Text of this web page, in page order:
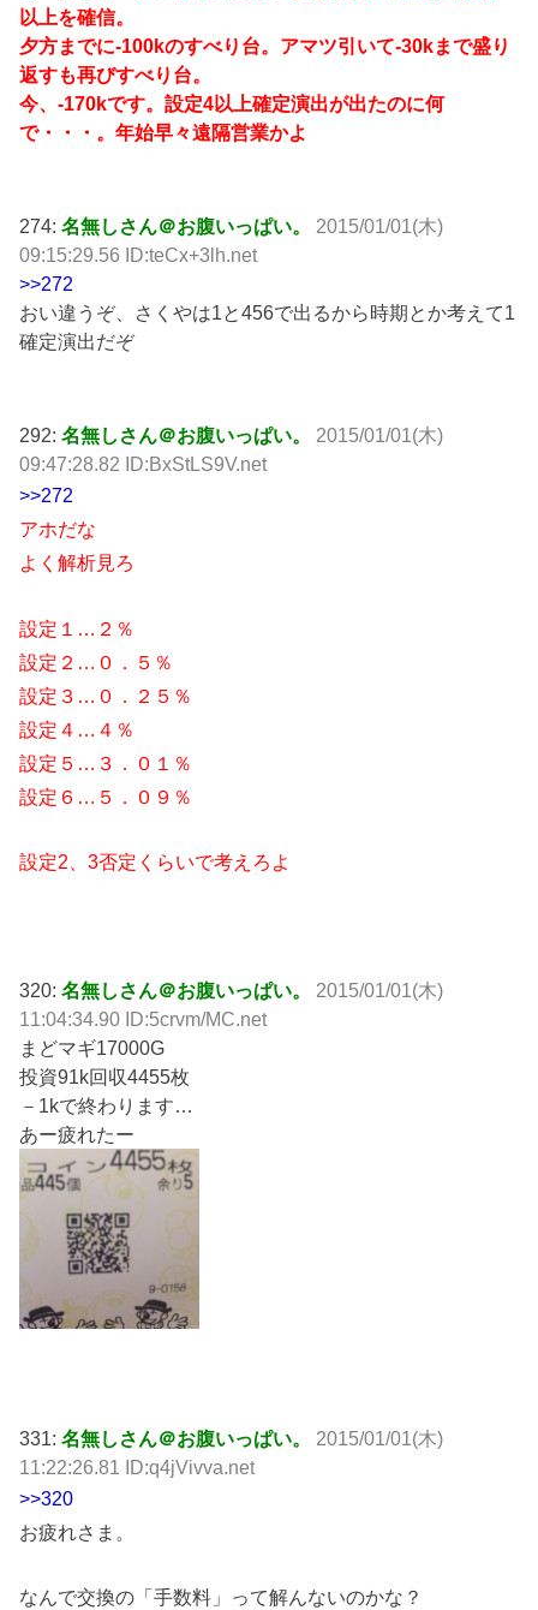
以上を確信。
夕方までに-100kのすべり台。アマツ引いて-30kまで盛り
返すも再びすべり台。
今、-170kです。設定4以上確定演出が出たのに何
で・・・。年始早々遠隔営業かよ
274:名無しさん＠お腹いっぱい。
2015/01/01(木)
09:15:29.56 ID:teCx+3lh.net
>>272
おい違うぞ、さくやは1と456で出るから時期とか考えて1
確定演出だぞ
292:名無しさん＠お腹いっぱい。
2015/01/01(木)
09:47:28.82 ID:BxStLS9V.net
>>272
アホだな
よく解析見ろ
設定１…２％
設定２…０．５％
設定３…０．２５％
設定４…４％
設定５…３．０１％
設定６…５．０９％
設定2、3否定くらいで考えろよ
320:名無しさん＠お腹いっぱい。
2015/01/01(木)
11:04:34.90 ID:5crvm/MC.net
まどマギ17000G
投資91k回収4455枚
－1kで終わります…
あー疲れたー
331:名無しさん＠お腹いっぱい。
2015/01/01(木)
11:22:26.81 ID:q4jVivva.net
>>320
お疲れさま。
なんで交換の「手数料」って解んないのかな？